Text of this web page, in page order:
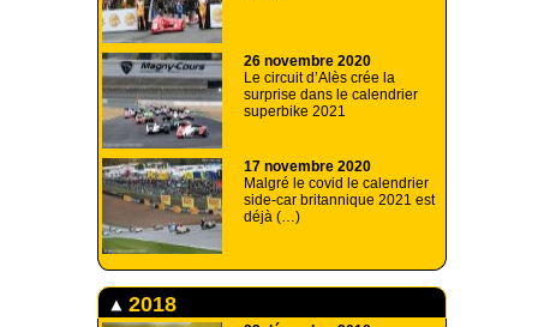
26 novembre 2020
Le circuit d’Alès crée la
surprise dans le calendrier
superbike 2021
17 novembre 2020
Malgré le covid le calendrier
side-car britannique 2021 est
déjà (…)
2018